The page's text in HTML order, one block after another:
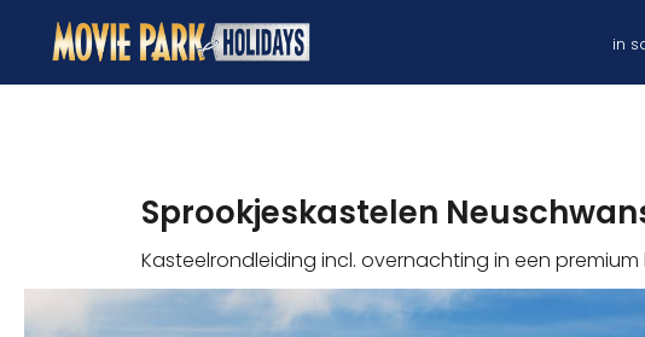
in
Sprookjeskastelen
Kasteelrondleiding incl. overnachting in een premium